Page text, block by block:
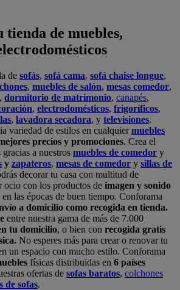
tienda de muebles,
de sofás, sofá cama, sofá chaise longue,
, muebles de salón, mesas comedor,
, dormitorio de matrimonio, canapés,
, electrodomésticos, frigoríficos,
, lavadora secadora, y televisiones.
variedad de estilos en cualquiermuebles
precios y promociones. Crea el
a nuestros muebles de comedor y
y zapateros, mesas de comedor y sillas de
decorar tu casa con multitud de
ocio con los productos de imagen y sonido
en las épocas de buen tiempo. Conforama
a domicilio como recogida en tienda.
entre nuestra gama de más de 7.000
tu domicilio, o bien con recogida gratis
No esperes más para crear o renovar tu
un espacio con mucho estilo. Conforama
físicas distribuidas en 6 países
ofertas de sofas baratos, colchones
de sofas.